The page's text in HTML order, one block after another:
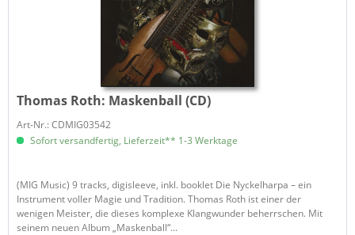
Thomas Roth: Maskenball (CD)
Art-Nr.: CDMIG03542
Sofort versandfertig, Lieferzeit** 1-3 Werktage
(MIG Music) 9 tracks, digisleeve, inkl. booklet Die Nyckelharpa – ein
Instrument voller Magie und Tradition. Thomas Roth ist einer der
wenigen Meister, die dieses komplexe Klangwunder beherrschen. Mit
seinem neuen Album „Maskenball“...